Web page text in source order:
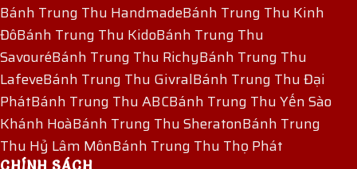
Bánh Trung Thu HandmadeBánh Trung Thu Kinh
ĐôBánh Trung Thu KidoBánh Trung Thu
SavouréBánh Trung Thu RichyBánh Trung Thu
LafeveBánh Trung Thu GivralBánh Trung Thu Đại
PhátBánh Trung Thu ABCBánh Trung Thu Yến Sào
Khánh HoàBánh Trung Thu SheratonBánh Trung
Thu Hỷ Lâm MônBánh Trung Thu Thọ Phát
CHÍNH SÁCH